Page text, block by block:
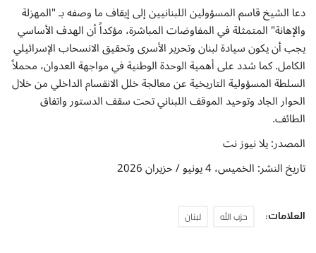
دعا الشيخ قاسم المسؤولين اللبنانيين إلى إيقاف ما وصفه بـ "المهزلة
والإهانة" المتمثلة في المفاوضات المباشرة، مؤكداً أن الهدف الأساسي
يجب أن يكون سيادة لبنان وتحرير الأسرى وتحقيق الانسحاب الإسرائيلي
الكامل. كما شدد على أهمية الوحدة الوطنية في مواجهة العدوان، محملاً
السلطة المسؤولية التاريخية عن معالجة خلل الانقسام الداخلي من خلال
الحوار الجاد وتوحيد الموقف اللبناني تحت سقف الدستور واتفاق
الطائف.
المصدر: يلا نيوز نت
تاريخ النشر: الخميس، 4 يونيو / حزيران 2026
العلامات: حزب الله لبنان